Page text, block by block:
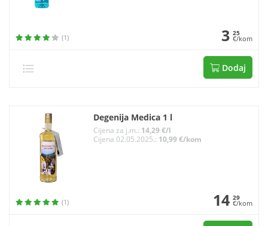
(1) 3 25
€/kom
Dodaj
Degenija Medica 1 l
Cijena za j.m.: 14,29 €/l
Cijena 02.05.2025.: 10,99 €/kom
(1) 14 29
€/kom